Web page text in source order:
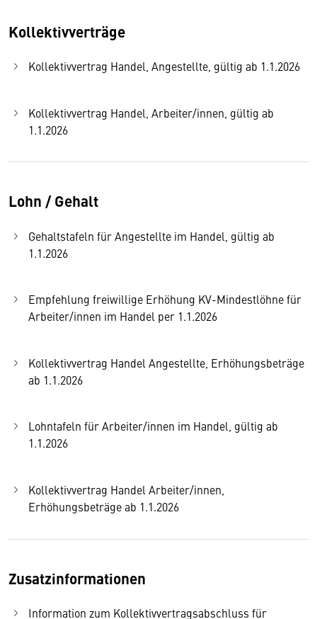
Kollektivverträge
Kollektivvertrag Handel, Angestellte, gültig ab 1.1.2026
Kollektivvertrag Handel, Arbeiter/innen, gültig ab
1.1.2026
Lohn / Gehalt
Gehaltstafeln für Angestellte im Handel, gültig ab
1.1.2026
Empfehlung freiwillige Erhöhung KV-Mindestlöhne für
Arbeiter/innen im Handel per 1.1.2026
Kollektivvertrag Handel Angestellte, Erhöhungsbeträge
ab 1.1.2026
Lohntafeln für Arbeiter/innen im Handel, gültig ab
1.1.2026
Kollektivvertrag Handel Arbeiter/innen,
Erhöhungsbeträge ab 1.1.2026
Zusatzinformationen
Information zum Kollektivvertragsabschluss für